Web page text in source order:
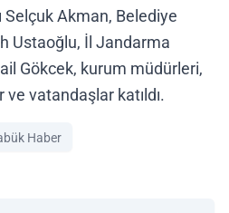
Selçuk Akman, Belediye
Ustaoğlu, İl Jandarma
Gökcek, kurum müdürleri,
vatandaşlar katıldı.
Haber